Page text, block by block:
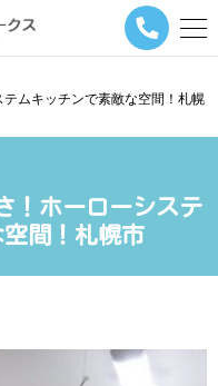
メ
ー
ビ
シ
ョ
タ
ムキッチンで素敵な空間！札幌
！ホーローシステ
間！札幌市